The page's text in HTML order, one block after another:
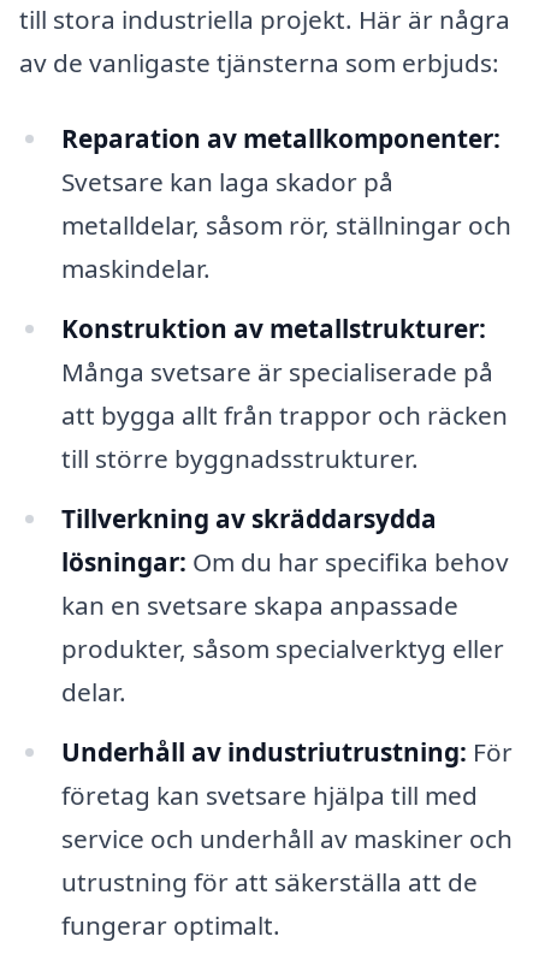
till stora industriella projekt. Här är några
av de vanligaste tjänsterna som erbjuds:
Reparation av metallkomponenter:
Svetsare kan laga skador på
metalldelar, såsom rör, ställningar och
maskindelar.
Konstruktion av metallstrukturer:
Många svetsare är specialiserade på
att bygga allt från trappor och räcken
till större byggnadsstrukturer.
Tillverkning av skräddarsydda
lösningar: Om du har specifika behov
kan en svetsare skapa anpassade
produkter, såsom specialverktyg eller
delar.
Underhåll av industriutrustning: För
företag kan svetsare hjälpa till med
service och underhåll av maskiner och
utrustning för att säkerställa att de
fungerar optimalt.